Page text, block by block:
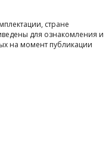
стране
для ознакомления и
на момент публикации